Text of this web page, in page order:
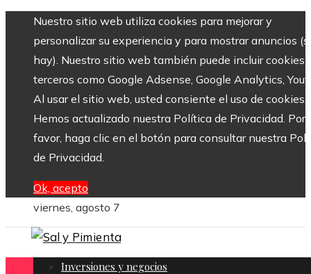
Nuestro sitio web utiliza cookies para mejorar y
personalizar su experiencia y para mostrar anuncios
hay). Nuestro sitio web también puede incluir cookies
terceros como Google Adsense, Google Analytics,
Al usar el sitio web, usted consiente el uso de cookies.
Hemos actualizado nuestra Política de Privacidad. Por
favor, haga clic en el botón para consultar nuestra
de Privacidad.
Ok, acepto
viernes, agosto 7
Inversiones y negocios